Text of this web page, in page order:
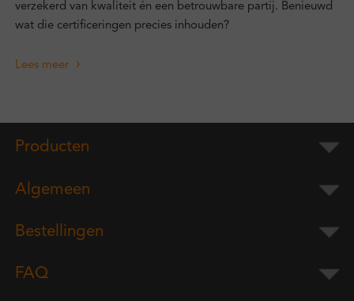
verzekerd van kwaliteit én een betrouwbare partij. Benieuwd
wat die certificeringen precies inhouden?
Lees meer
Producten
Algemeen
Bestellingen
FAQ